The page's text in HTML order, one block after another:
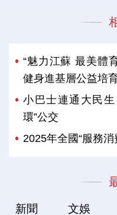
“魅力江蘇 最美體
健身進基層公益培
小巴士連通大民
環”公交
2025年全國“服務
新聞 文娛